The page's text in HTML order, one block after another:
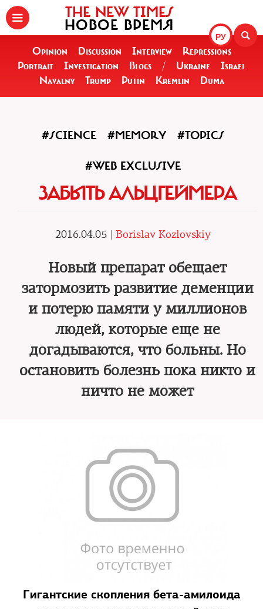
РУ
THE NEW TIMES
НОВОЕ ВРЕМЯ
Opinion Discussion Interview
Repressions
Portrait
Investigation Blogs / Ukraine
Israel
Navalny
Trump Putin Kremlin Duma
#SCIENCE #MEMORY #TOPICS
#WEB EXCLUSIVE
ЗАБЫТЬ АЛЬЦГЕЙМЕРА
2016.04.05 | Borislav Kozlovskiy
Новый препарат обещает
затормозить развитие деменции
и потерю памяти у миллионов
людей, которые еще не
догадываются, что больны. Но
остановить болезнь пока никто и
ничто не может
Гигантские скопления бета-амилоида